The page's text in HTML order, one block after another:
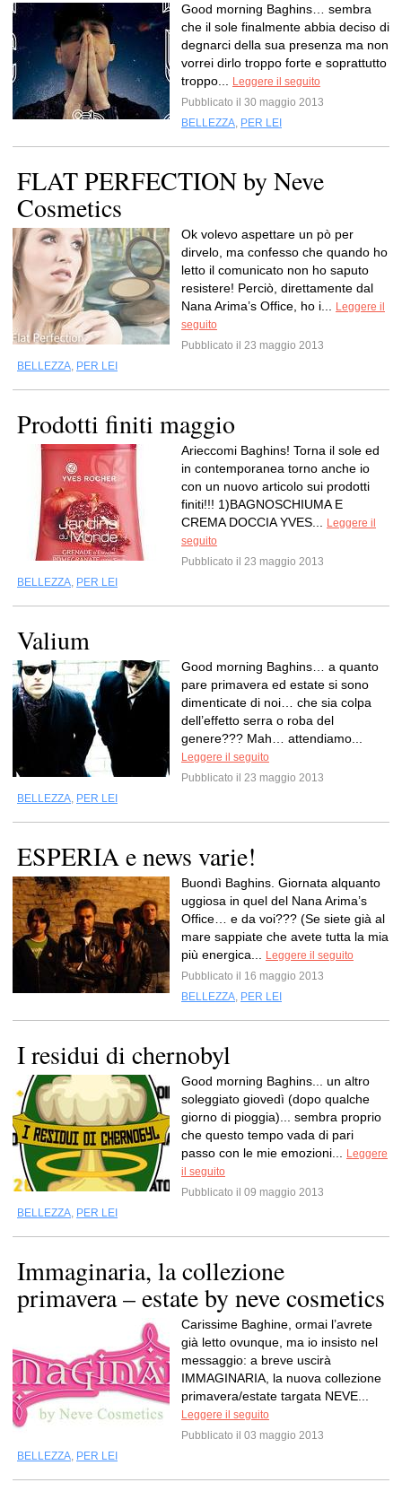
Good morning Baghins… sembra
che il sole finalmente abbia deciso di
degnarci della sua presenza ma non
vorrei dirlo troppo forte e soprattutto
troppo...
Leggere il seguito
Pubblicato il 30 maggio 2013
BELLEZZA, PER LEI
FLAT PERFECTION by Neve
Cosmetics
Ok volevo aspettare un pò per
dirvelo, ma confesso che quando ho
letto il comunicato non ho saputo
resistere! Perciò, direttamente dal
Nana Arima’s Office, ho i...
Leggere il
seguito
Pubblicato il 23 maggio 2013
BELLEZZA, PER LEI
Prodotti finiti maggio
Arieccomi Baghins! Torna il sole ed
in contemporanea torno anche io
con un nuovo articolo sui prodotti
finiti!!! 1)BAGNOSCHIUMA E
CREMA DOCCIA YVES...
Leggere il
seguito
Pubblicato il 23 maggio 2013
BELLEZZA, PER LEI
Valium
Good morning Baghins… a quanto
pare primavera ed estate si sono
dimenticate di noi… che sia colpa
dell’effetto serra o roba del
genere??? Mah… attendiamo...
Leggere il seguito
Pubblicato il 23 maggio 2013
BELLEZZA, PER LEI
ESPERIA e news varie!
Buondì Baghins. Giornata alquanto
uggiosa in quel del Nana Arima’s
Office… e da voi??? (Se siete già al
mare sappiate che avete tutta la mia
più energica...
Leggere il seguito
Pubblicato il 16 maggio 2013
BELLEZZA, PER LEI
I residui di chernobyl
Good morning Baghins... un altro
soleggiato giovedì (dopo qualche
giorno di pioggia)... sembra proprio
che questo tempo vada di pari
passo con le mie emozioni...
Leggere
il seguito
Pubblicato il 09 maggio 2013
BELLEZZA, PER LEI
Immaginaria, la collezione
primavera – estate by neve cosmetics
Carissime Baghine, ormai l’avrete
già letto ovunque, ma io insisto nel
messaggio: a breve uscirà
IMMAGINARIA, la nuova collezione
primavera/estate targata NEVE...
Leggere il seguito
Pubblicato il 03 maggio 2013
BELLEZZA, PER LEI